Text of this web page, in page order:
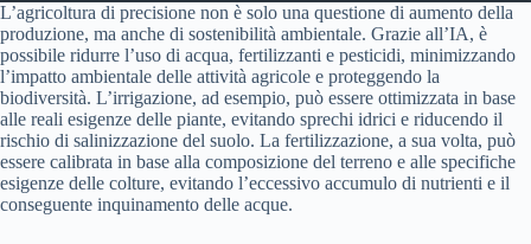
L’agricoltura di precisione non è solo una questione di aumento della
produzione, ma anche di sostenibilità ambientale. Grazie all’IA, è
possibile ridurre l’uso di acqua, fertilizzanti e pesticidi, minimizzando
l’impatto ambientale delle attività agricole e proteggendo la
biodiversità. L’irrigazione, ad esempio, può essere ottimizzata in base
alle reali esigenze delle piante, evitando sprechi idrici e riducendo il
rischio di salinizzazione del suolo. La fertilizzazione, a sua volta, può
essere calibrata in base alla composizione del terreno e alle specifiche
esigenze delle colture, evitando l’eccessivo accumulo di nutrienti e il
conseguente inquinamento delle acque.